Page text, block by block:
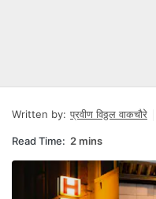
Written by: प्रवीण विठ्ठल वाकचौरे
Read Time: 2 mins